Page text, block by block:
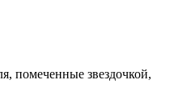
помеченные звездочкой,